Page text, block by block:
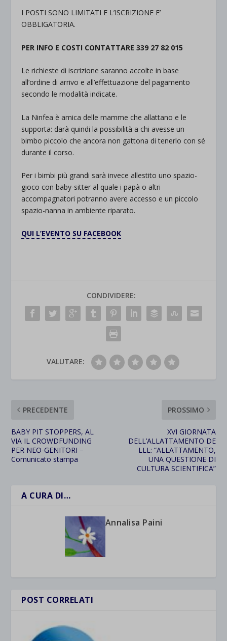
I POSTI SONO LIMITATI E L’ISCRIZIONE E’
OBBLIGATORIA.
PER INFO E COSTI CONTATTARE 339 27 82 015
Le richieste di iscrizione saranno accolte in base
all’ordine di arrivo e all’effettuazione del pagamento
secondo le modalità indicate.
La Ninfea è amica delle mamme che allattano e le
supporta: darà quindi la possibilità a chi avesse un
bimbo piccolo che ancora non gattona di tenerlo con sé
durante il corso.
Per i bimbi più grandi sarà invece allestito uno spazio-
gioco con baby-sitter al quale i papà o altri
accompagnatori potranno avere accesso e un piccolo
spazio-nanna in ambiente riparato.
QUI L’EVENTO SU FACEBOOK
CONDIVIDERE:
VALUTARE:
PRECEDENTE
BABY PIT STOPPERS, AL
VIA IL CROWDFUNDING
PER NEO-GENITORI –
Comunicato stampa
PROSSIMO
XVI GIORNATA
DELL’ALLATTAMENTO DE
LLL: “ALLATTAMENTO,
UNA QUESTIONE DI
CULTURA SCIENTIFICA”
A CURA DI…
Annalisa Paini
POST CORRELATI